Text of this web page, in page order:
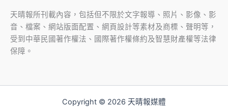
天晴報所刊載內容，包括但不限於文字報導、照片、影像、影
音、檔案、網站版面配置、網頁設計等素材及商標、聲明等，
受到中華民國著作權法、國際著作權條約及智慧財產權等法律
保障。
Copyright © 2026 天晴報媒體